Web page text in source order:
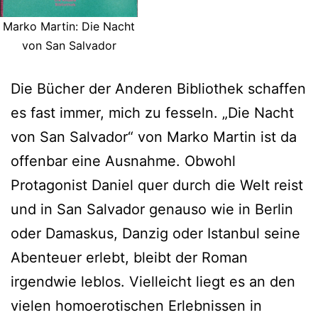
Marko Martin: Die Nacht
von San Salvador
Die Bücher der Anderen Bibliothek schaffen
es fast immer, mich zu fesseln. „Die Nacht
von San Salvador“ von Marko Martin ist da
offenbar eine Ausnahme. Obwohl
Protagonist Daniel quer durch die Welt reist
und in San Salvador genauso wie in Berlin
oder Damaskus, Danzig oder Istanbul seine
Abenteuer erlebt, bleibt der Roman
irgendwie leblos. Vielleicht liegt es an den
vielen homoerotischen Erlebnissen in